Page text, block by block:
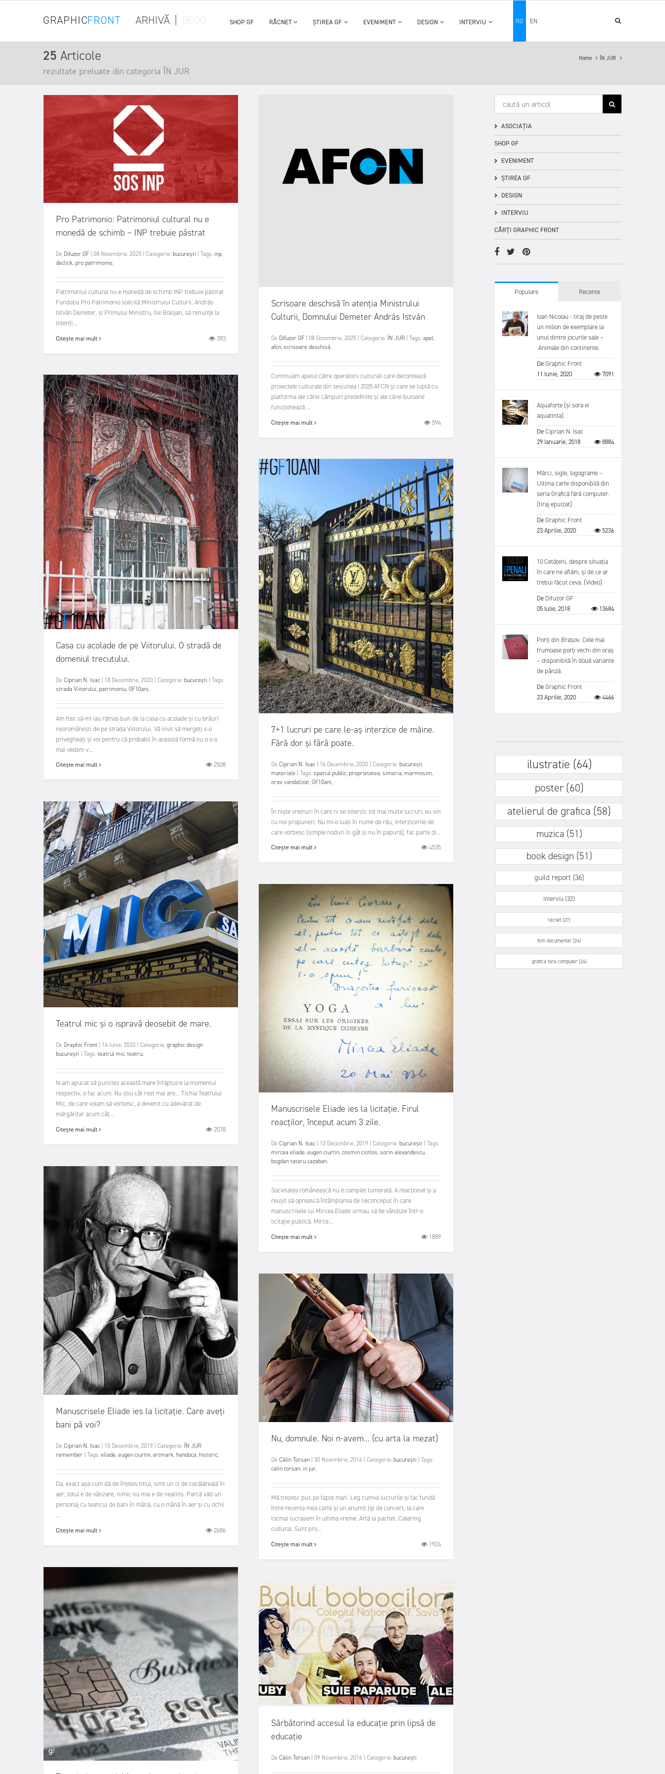
GRAPHICFRONT ARHIVĂ SHOP GF RĂCNET ȘTIREA GF EVENIMENT DESIGN INTERVIU RO EN
25 Articole
rezultate preluate din categoria ÎN JUR
Home ÎN JUR
Pro Patrimonio: Patrimoniul cultural nu e
monedă de schimb – INP trebuie păstrat
De Difuzor GF | 08 Noiembrie, 2025 | Categorie:bucurești | Tags: inp,
declick,pro patrimonio,
Patrimoniul cultural nu e monedă de schimb INP trebuie păstrat
Fundația Pro Patrimonio solicită Ministrului Culturii, András
István Demeter, și Primului Ministru, Ilie Bolojan, să renunțe la
intenți...
Citește mai mult 393
Scrisoare deschisă în atenția Ministrului
Culturii, Domnului Demeter András István
De Difuzor GF 08 Octombrie, 2025 Categorie: ÎN JUR Tags:apel,
afcn,scrisoare deschisă,
Continuăm apelul către operatorii culturali care decontează
proiectele culturale din sesiunea I 2025 AFCN și care se luptă cu
platforma ale cărei câmpuri predefinite și ale cărei butoane
funcționează ...
Citește mai mult 594
Casa cu acolade de pe Viitorului. O stradă de
domeniul trecutului.
De Ciprian N. Isac 18 Decembrie, 2020 Categorie:bucurești
Tags:
strada Viitorului,patrimoniu,GF10ani,
Am fost să-mi iau rămas bun de la casa cu acolade și cu brâuri
neoromânești de pe strada Viitorului. Vă invit să mergeți s-o
privegheați și voi pentru că probabil în această formă nu o s-o
mai vedem v...
Citește mai mult 2508
7+1 lucruri pe care le-aș interzice de mâine.
Fără dor și fără poate.
De Ciprian N. Isac 16 Decembrie, 2020 Categorie:bucurești
materiale
Tags:spatiul public,proprietatea,simeria,marmosim,
oras vandalizat,GF10ani,
În niște vremuri în care ni se interzic tot mai multe lucruri, eu vin
cu noi propuneri. Nu mi-o luați în nume de rău, interzicerile de
care vorbesc (simple noduri în gât și nu în papură), fac parte di...
Citește mai mult 4535
Teatrul mic și o ispravă deosebit de mare.
De Graphic Front 16 Iunie, 2020 Categorie:graphic design
bucurești
Tags:teatrul mic,teatru,
N-am apucat să punctez această mare înfăptuire la momentul
respectiv, o fac acum. Nu știu cât rost mai are… Tichia Teatrului
Mic, de care voiam să vorbesc, a devenit cu adevărat de
mărgăritar acum câț...
Citește mai mult 2078
Manuscrisele Eliade ies la licitație. Firul
reacților, început acum 3 zile.
De Ciprian N. Isac | 13 Decembrie, 2019 | Categorie:bucurești | Tags:
mircea eliade,eugen ciurtin,cosmin ciotlos,sorin alexandescu,
bogdan tataru cazaban,
Societatea românească nu e complet tumorată. A reacționat și a
reușit să oprească întâmplarea de neconceput în care
manuscrisele lui Mircea Eliade urmau să fie vândute într-o
licitație publică. Mirce...
Citește mai mult 1889
Manuscrisele Eliade ies la licitație. Care aveți
bani pă voi?
De Ciprian N. Isac 10 Decembrie, 2019 Categorie: ÎN JUR
remember Tags:eliade,eugen ciurtin,artmark,handoca,historic,
Da, exact așa cum dă de înțeles titlul, simt un iz de cocălăreală în
aer, totul e de vânzare, nimic nu mai e de neatins. Parcă văd un
personaj cu teancul de bani în mână, cu o mână în aer și cu ochii
...
Citește mai mult 2686
Nu, domnule. Noi n-avem... (cu arta la mezat)
De Călin Torsan | 30 Noiembrie, 2016 | Categorie:bucurești | Tags:
calin torsan, in jur,
Mă trezesc pus pe fapte mari. Leg cumva lucrurile și fac fundă
între recenta mea carte și un anumit tip de concert, la care
tocmai lucrasem în ultima vreme. Artă la pachet. Catering
cultural. Sunt pro...
Citește mai mult 1924
Sărbătorind accesul la educație prin lipsă de
educație
De Călin Torsan 09 Noiembrie, 2016 Categorie:bucurești
ASOCIAȚIA
SHOP GF
EVENIMENT
ȘTIREA GF
DESIGN
INTERVIU
CĂRȚI GRAPHIC FRONT
Populare Recente
Ioan Nicolau - tiraj de peste
un milion de exemplare la
unul dintre jocurile sale –
Animale din continente.
DeGraphic Front
11 Iunie, 2020
7091
Aquaforte (și sora ei
aquatinta)
DeCiprian N. Isac
29 Ianuarie, 2018
8884
Mărci, sigle, logograme –
Ultima carte disponibilă din
seria Grafică fără computer.
(tiraj epuizat)
DeGraphic Front
23 Aprilie, 2020
5236
10 Cetățeni, despre situația
în care ne aflăm, și de ce ar
trebui făcut ceva. (Video)
De Difuzor GF
05 Iulie, 2018
13684
Porți din Brașov. Cele mai
frumoase porți vechi din oraș
– disponibilă în două variante
de pânză.
DeGraphic Front
23 Aprilie, 2020
4466
ilustratie (64)
poster (60)
atelierul de grafica (58)
muzica (51)
book design (51)
guild report (36)
interviu (32)
racnet (27)
film documentar (24)
grafica fara computer (24)